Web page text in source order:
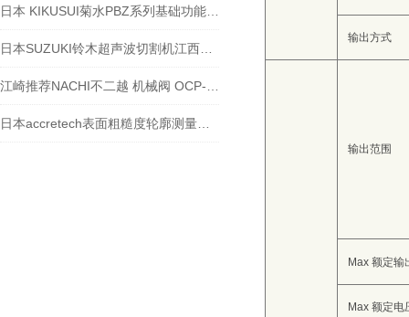
输出方式
输出范围
Max 额定输
Max 额定电